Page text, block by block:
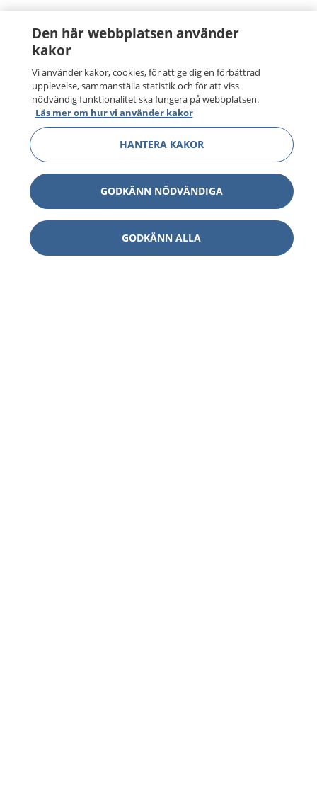
Den här webbplatsen använder
kakor
Vi använder kakor, cookies, för att ge dig en förbättrad
upplevelse, sammanställa statistik och för att viss
nödvändig funktionalitet ska fungera på webbplatsen.
Läs mer om hur vi använder kakor
HANTERA KAKOR
GODKÄNN NÖDVÄNDIGA
GODKÄNN ALLA